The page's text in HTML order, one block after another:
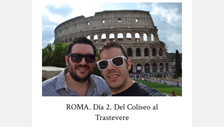
ROMA. Día 2. Del Coliseo al
Trastevere